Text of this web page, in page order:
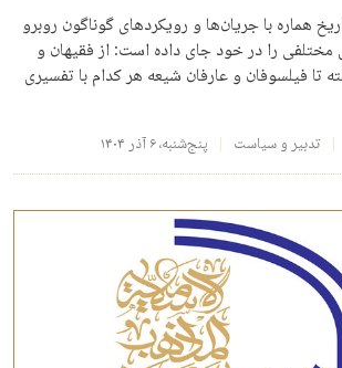
هماره با جریان‌ها و رویکردهای گوناگون روبرو
را در خود جای داده است: از فقیهان و
تا فیلسوفان و عارفان شیعه هر کدام با تفسیری
تدبیر و سیاست پنج‌شنبه، ۶ آذر ۱۴۰۴